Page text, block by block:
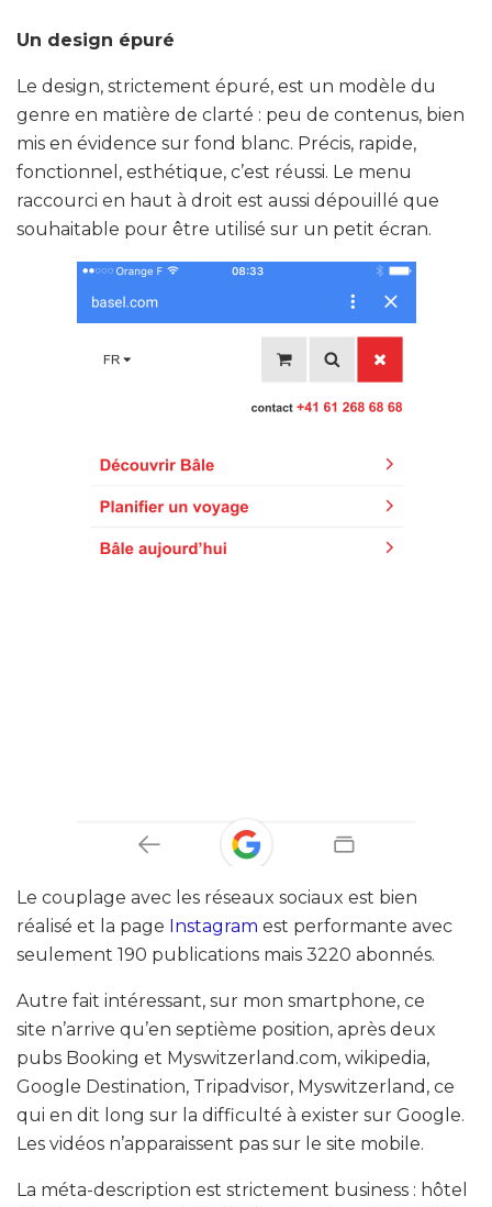
Un design épuré
Le design, strictement épuré, est un modèle du
genre en matière de clarté : peu de contenus, bien
mis en évidence sur fond blanc. Précis, rapide,
fonctionnel, esthétique, c’est réussi. Le menu
raccourci en haut à droit est aussi dépouillé que
souhaitable pour être utilisé sur un petit écran.
Le couplage avec les réseaux sociaux est bien
réalisé et la page Instagram est performante avec
seulement 190 publications mais 3220 abonnés.
Autre fait intéressant, sur mon smartphone, ce
site n’arrive qu’en septième position, après deux
pubs Booking et Myswitzerland.com, wikipedia,
Google Destination, Tripadvisor, Myswitzerland, ce
qui en dit long sur la difficulté à exister sur Google.
Les vidéos n’apparaissent pas sur le site mobile.
La méta-description est strictement business : hôtel